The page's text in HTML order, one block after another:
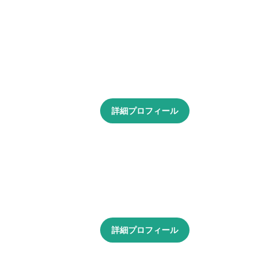
詳細プロフィール
詳細プロフィール